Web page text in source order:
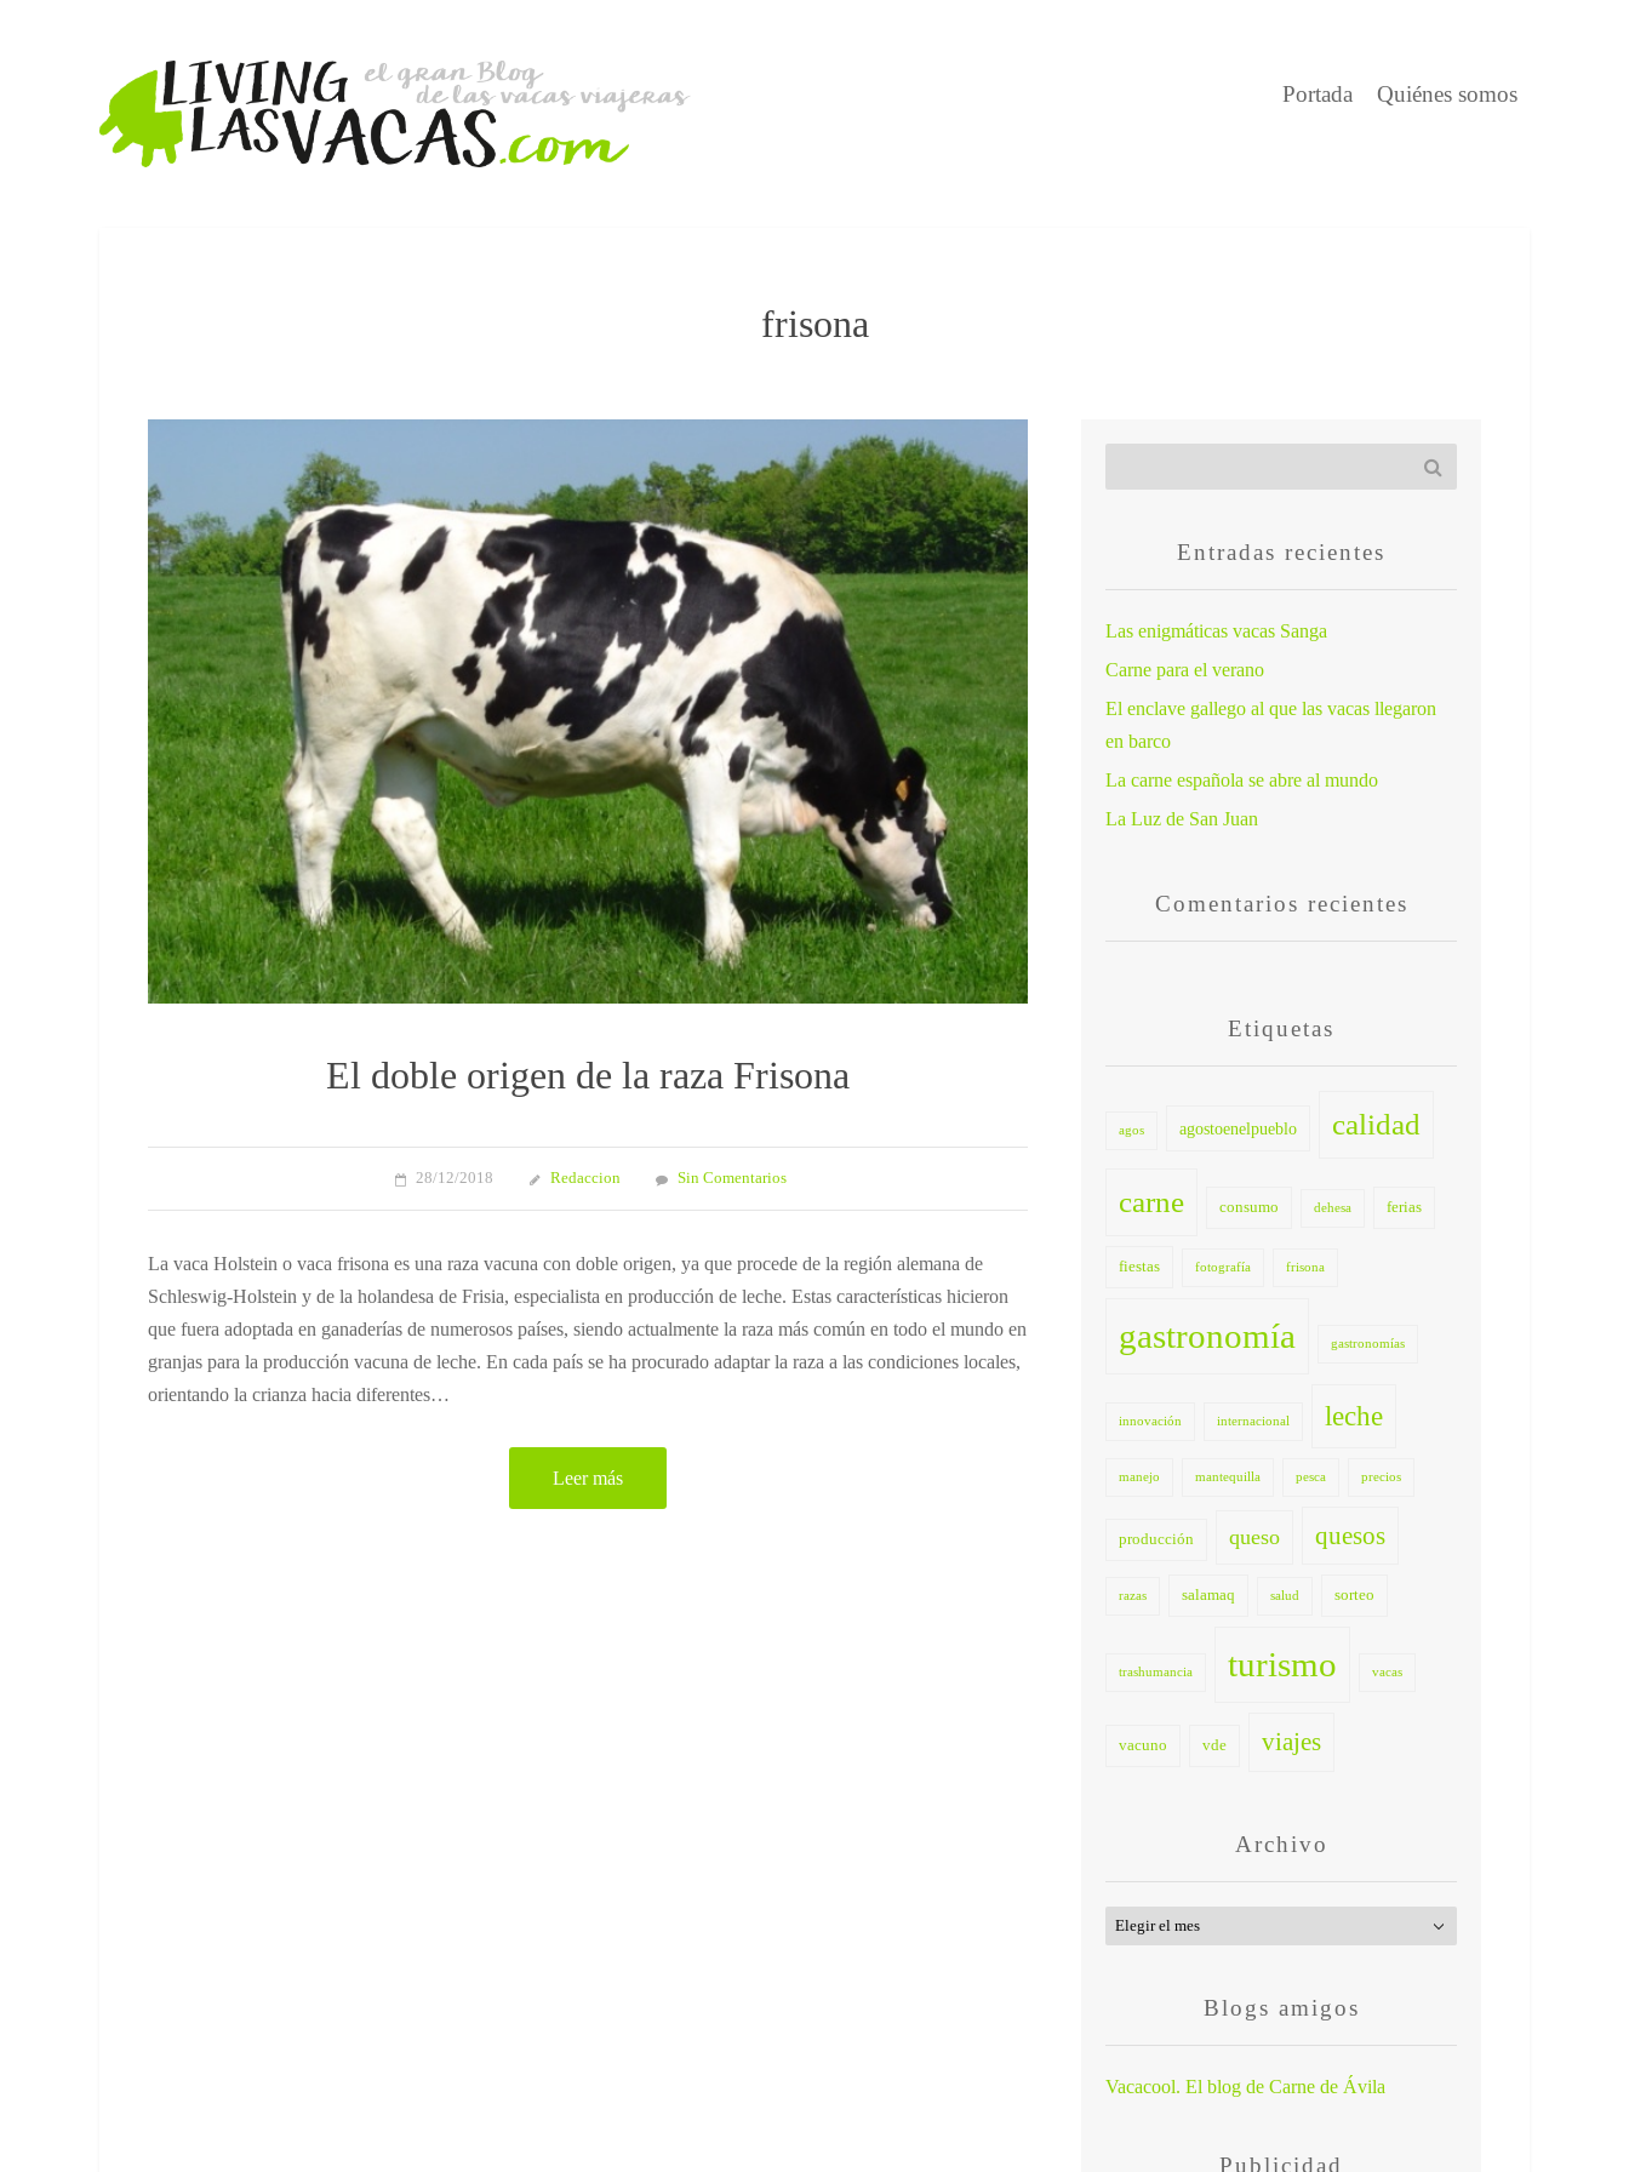
Portada Quiénes somos
frisona
El doble origen de la raza Frisona
28/12/2018 Redaccion Sin Comentarios
La vaca Holstein o vaca frisona es una raza vacuna con doble origen, ya que procede de la región alemana de
Schleswig-Holstein y de la holandesa de Frisia, especialista en producción de leche. Estas características hicieron
que fuera adoptada en ganaderías de numerosos países, siendo actualmente la raza más común en todo el mundo en
granjas para la producción vacuna de leche. En cada país se ha procurado adaptar la raza a las condiciones locales,
orientando la crianza hacia diferentes…
Leer más
Entradas recientes
Las enigmáticas vacas Sanga
Carne para el verano
El enclave gallego al que las vacas llegaron
en barco
La carne española se abre al mundo
La Luz de San Juan
Comentarios recientes
Etiquetas
agos agostoenelpueblo calidad
carne consumo dehesa ferias
fiestas fotografía frisona
gastronomía gastronomías
innovación internacional leche
manejo mantequilla pesca precios
producción queso quesos
razas salamaq salud sorteo
trashumancia turismo vacas
vacuno vde viajes
Archivo
Archivo
Blogs amigos
Vacacool. El blog de Carne de Ávila
Publicidad